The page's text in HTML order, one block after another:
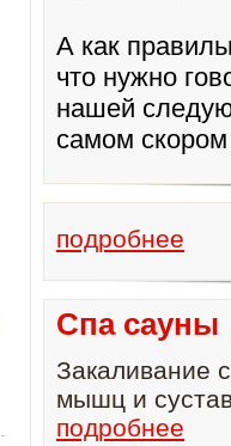
А как
что нужно
нашей
самом
подробнее
Спа сауны
Закаливание
мышц и
подробнее